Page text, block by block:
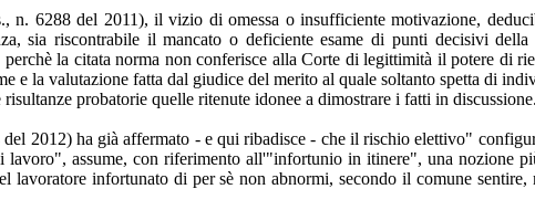
n. 6288 del 2011), il vizio di omessa o insufficiente motivazione,
sia riscontrabile il mancato o deficiente esame di punti decisivi
la citata norma non conferisce alla Corte di legittimità il potere di
la valutazione fatta dal giudice del merito al quale soltanto spetta di
probatorie quelle ritenute idonee a dimostrare i fatti in discussione.
2012) ha già affermato - e qui ribadisce - che il rischio elettivo"
lavoro", assume, con riferimento all'"infortunio in itinere", una nozione
infortunato di per sè non abnormi, secondo il comune